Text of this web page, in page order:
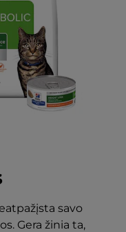
savo
Gera žinia ta,